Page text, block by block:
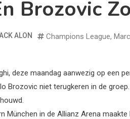
Brozovic
ALON Champions League,
deze maandag aanwezig op een
Brozovic niet terugkeren in de
München in de Allianz Arena